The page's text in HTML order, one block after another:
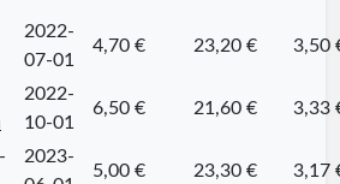
2022-
07-01
4,70 € 23,20 € 3,50
2022-
10-01
6,50 € 21,60 € 3,33
2023-
5,00 € 23,30 € 3,17